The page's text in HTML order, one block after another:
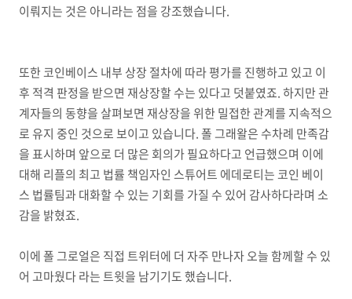
이뤄지는 것은 아니라는 점을 강조했습니다.
또한 코인베이스 내부 상장 절차에 따라 평가를 진행하고 있고 이
후 적격 판정을 받으면 재상장할 수는 있다고 덧붙였죠. 하지만 관
계자들의 동향을 살펴보면 재상장을 위한 밀접한 관계를 지속적으
로 유지 중인 것으로 보이고 있습니다. 폴 그래왈은 수차례 만족감
을 표시하며 앞으로 더 많은 회의가 필요하다고 언급했으며 이에
대해 리플의 최고 법률 책임자인 스튜어트 에데로티는 코인 베이
스 법률팀과 대화할 수 있는 기회를 가질 수 있어 감사하다라며 소
감을 밝혔죠.
이에 폴 그로얼은 직접 트위터에 더 자주 만나자 오늘 함께할 수 있
어 고마웠다 라는 트윗을 남기기도 했습니다.